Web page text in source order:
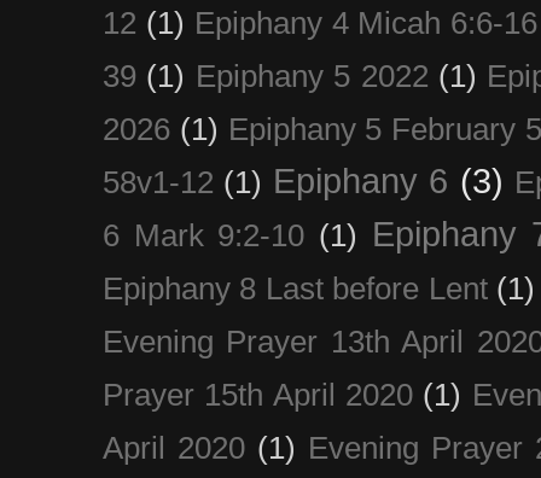
12 (1) Epiphany 4 Micah 6:6-16
39 (1) Epiphany 5 2022 (1)
2026 (1) Epiphany 5 February
58v1-12 (1) Epiphany 6 (3)
6 Mark 9:2-10 (1) Epiphany
Epiphany 8 Last before Lent (1)
Evening Prayer 13th April
Prayer 15th April 2020 (1)
April 2020 (1) Evening Prayer